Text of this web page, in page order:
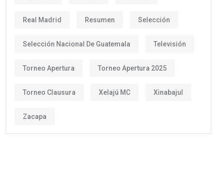
Real Madrid Resumen Selección
Selección Nacional De Guatemala Televisión
Torneo Apertura Torneo Apertura 2025
Torneo Clausura Xelajú MC Xinabajul
Zacapa